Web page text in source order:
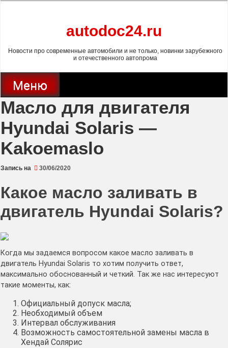
autodoc24.ru
Новости про современные автомобили и не только, новинки зарубежного
и отечественного автопрома
Меню
Масло для двигателя
Hyundai Solaris —
Kakoemaslo
Запись на 30/06/2020
Какое масло заливать в
двигатель Hyundai Solaris?
Когда мы задаемся вопросом какое масло заливать в
двигатель Hyundai Solaris то хотим получить ответ,
максимально обоснованный и четкий. Так же нас интересуют
такие моменты, как:
Официальный допуск масла;
Необходимый объем
Интервал обслуживания
Возможность самостоятельной замены масла в
Хендай Солярис
Privacy policy
Ok